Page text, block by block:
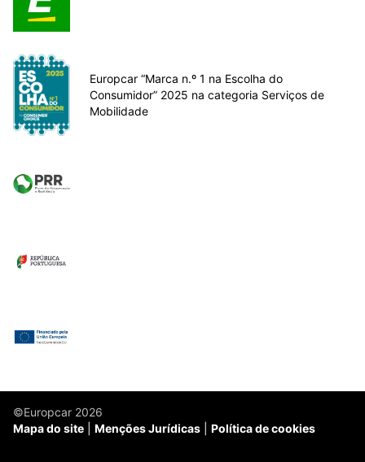
Europcar “Marca n.º 1 na Escolha do
Consumidor” 2025 na categoria Serviços de
Mobilidade
©Europcar 2026
Mapa do site
Menções Jurídicas Política de cookies